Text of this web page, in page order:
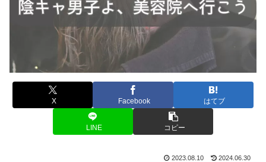
X Facebook はてブ
LINE コピー
2023.08.10 2024.06.30